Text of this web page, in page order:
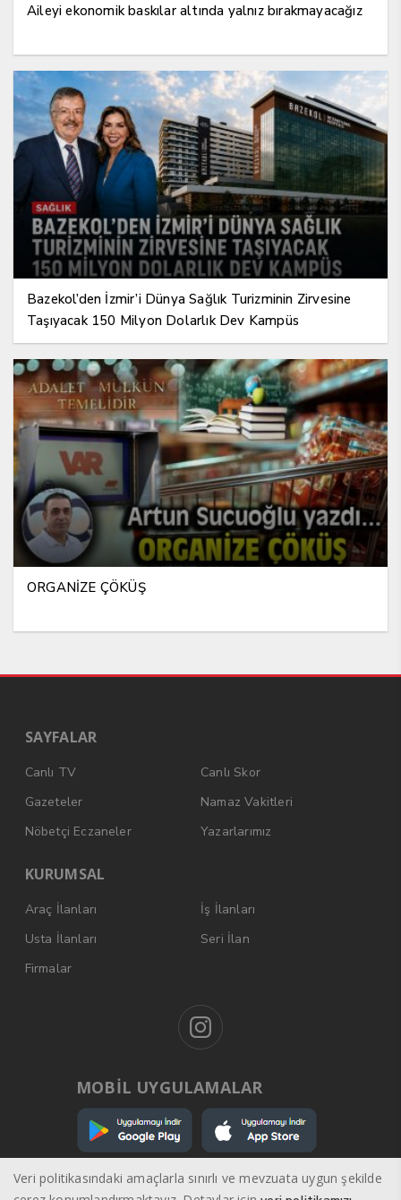
Aileyi ekonomik baskılar altında yalnız bırakmayacağız
Bazekol’den İzmir’i Dünya Sağlık Turizminin Zirvesine
Taşıyacak 150 Milyon Dolarlık Dev Kampüs
ORGANİZE ÇÖKÜŞ
SAYFALAR
Canlı TV
Canlı Skor
Gazeteler
Namaz Vakitleri
Nöbetçi Eczaneler
Yazarlarımız
KURUMSAL
Araç İlanları
İş İlanları
Usta İlanları
Seri İlan
Firmalar
MOBİL UYGULAMALAR
Veri politikasındaki amaçlarla sınırlı ve mevzuata uygun şekilde